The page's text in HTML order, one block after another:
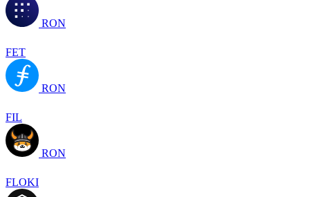
RON
FET
RON
FIL
RON
FLOKI